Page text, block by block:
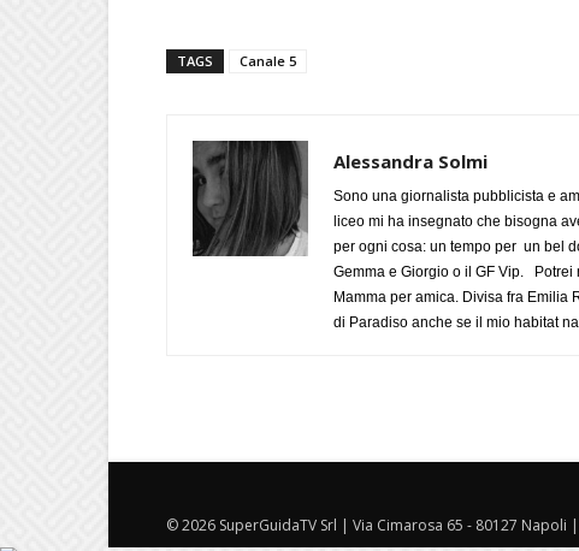
TAGS Canale 5
Alessandra Solmi
Sono una giornalista pubblicista e
liceo mi ha insegnato che bisogna
per ogni cosa: un tempo per un bel
Gemma e Giorgio o il GF Vip. Potrei
Mamma per amica. Divisa fra Emilia
di Paradiso anche se il mio habitat
© 2026 SuperGuidaTV Srl | Via Cimarosa 65 - 80127 Napoli |